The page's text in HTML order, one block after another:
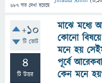
687 বার দেখা হয়েছে
+10
টি ভোট
4
টি উত্তর
মাঝে মধ্যে
কোনো
মনে হয়
পূর্বে
কেন মনে